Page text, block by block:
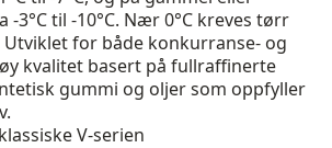
3°C til -10°C. Nær 0°C kreves tørr
for både konkurranse- og
kvalitet basert på fullraffinerte
gummi og oljer som oppfyller
V-serien